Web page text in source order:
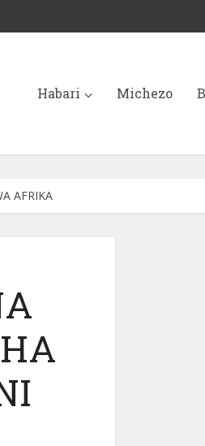
Habari Michezo
AFRIKA